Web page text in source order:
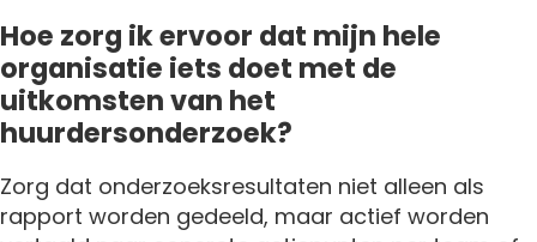
Hoe zorg ik ervoor dat mijn hele
organisatie iets doet met de
uitkomsten van het
huurdersonderzoek?
Zorg dat onderzoeksresultaten niet alleen als
rapport worden gedeeld, maar actief worden